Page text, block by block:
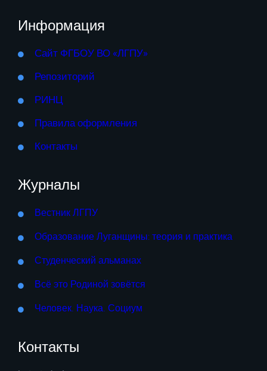
Информация
Сайт ФГБОУ ВО «ЛГПУ»
Репозиторий
РИНЦ
Правила оформления
Контакты
Журналы
Вестник ЛГПУ
Образование Луганщины: теория и практика
Студенческий альманах
Всё это Родиной зовётся
Человек. Наука. Социум
Контакты